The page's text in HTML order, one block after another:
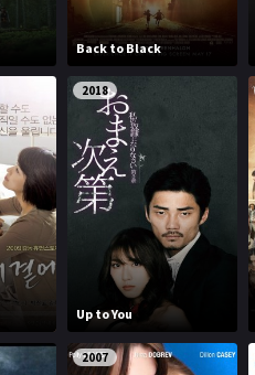
Back to Black
2018
Up to You
2007